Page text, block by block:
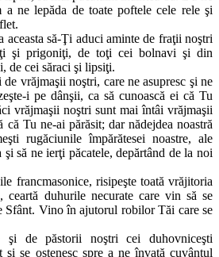
a ne lepăda de toate poftele cele rele şi
aceasta să-Ţi aduci aminte de fraţii noştri
şi prigoniţi, de toţi cei bolnavi şi din
de cei săraci şi lipsiţi.
vrăjmaşii noştri, care ne asupresc şi ne
i pe dânşii, ca să cunoască ei că Tu
vrăjmaşii noştri sunt mai întâi vrăjmaşii
Tu ne-ai părăsit; dar nădejdea noastră
rugăciunile împărătesei noastre, ale
să ne ierţi păcatele, depărtând de la noi
francmasonice, risipeşte toată vrăjitoria
ceartă duhurile necurate care vin să se
Sfânt. Vino în ajutorul robilor Tăi care se
şi de păstorii noştri cei duhovniceşti
şi se ostenesc spre a ne învaţă cuvântul